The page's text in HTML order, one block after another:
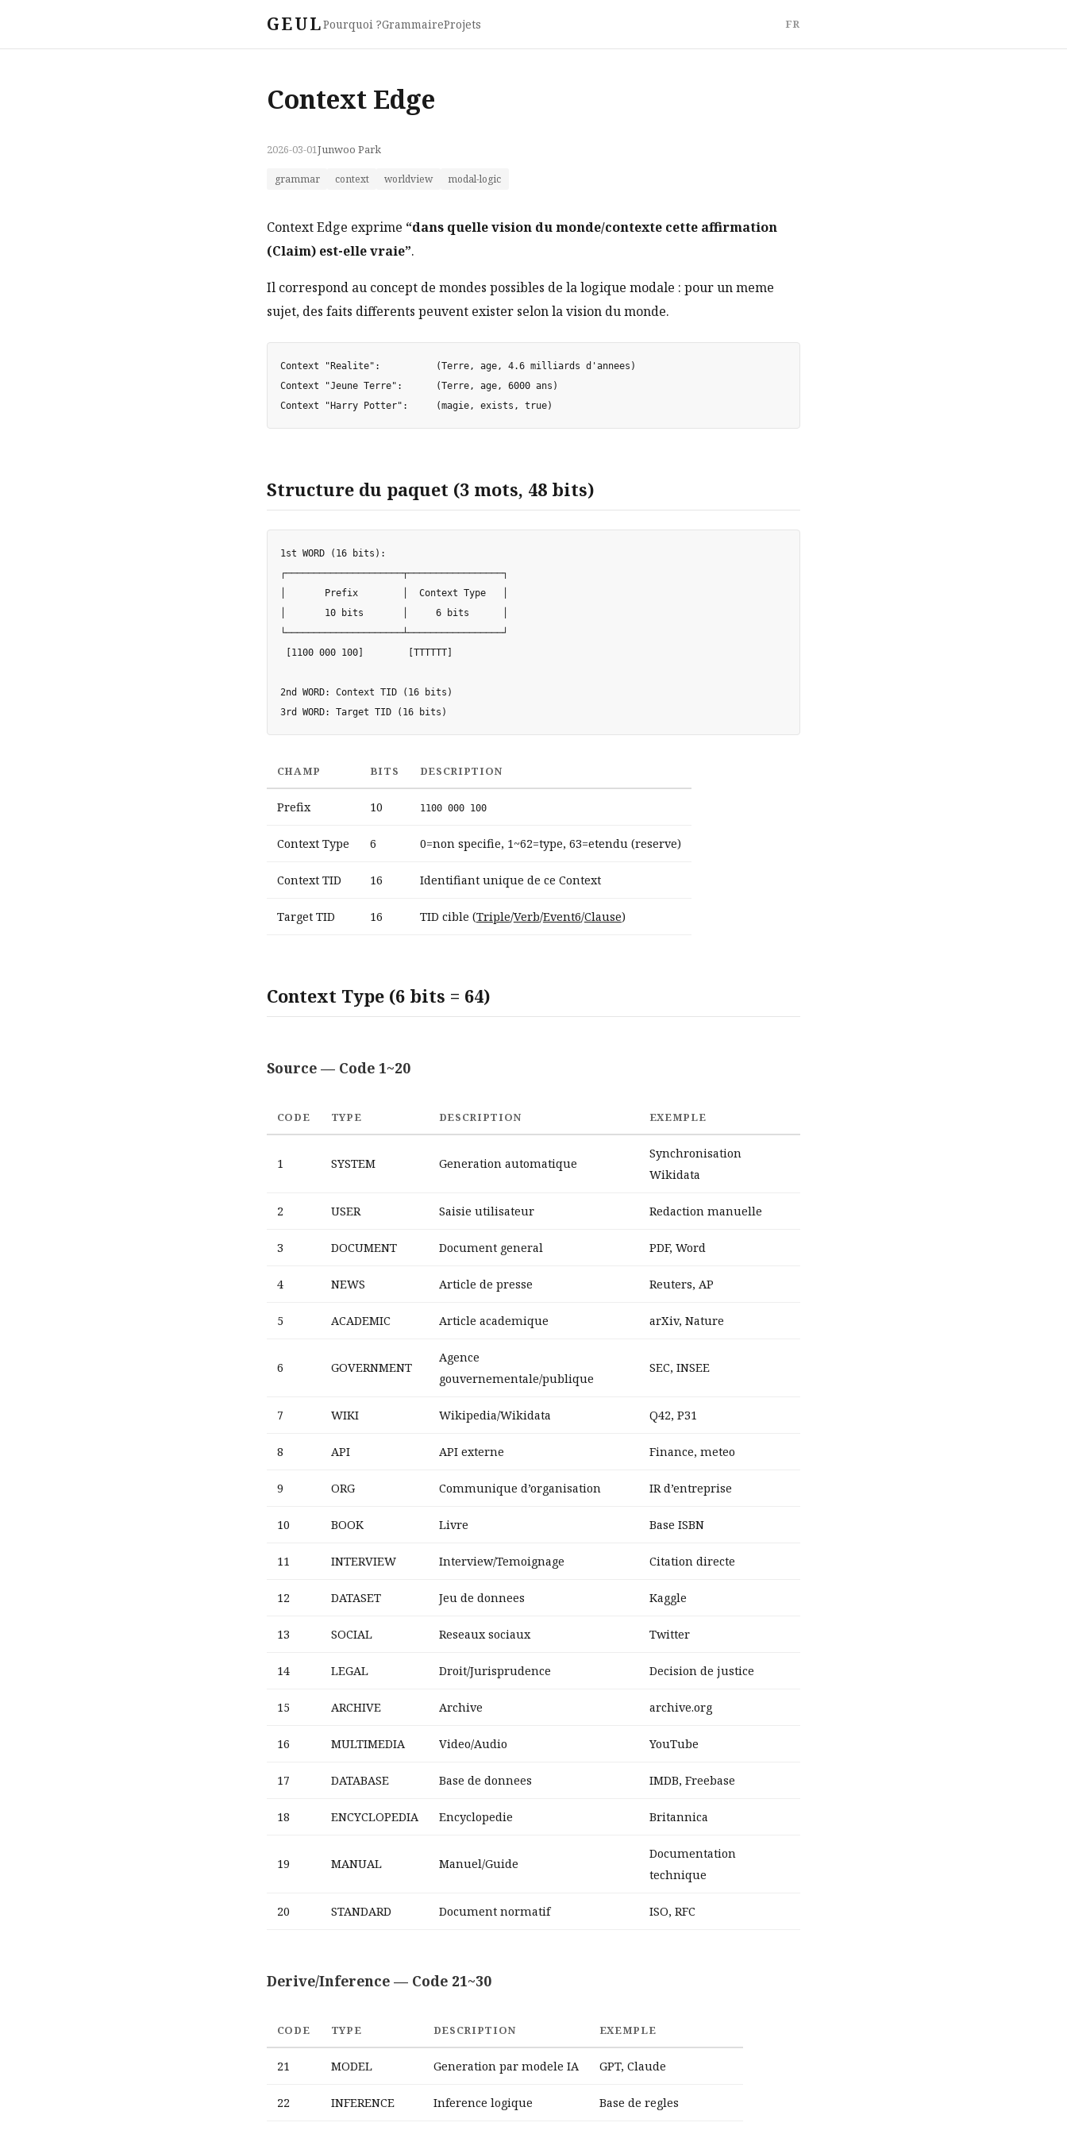
GEULPourquoi ?GrammaireProjets FR
Context Edge
2026-03-01Junwoo Park
grammar context worldview modal-logic
Context Edge exprime “dans quelle vision du monde/contexte cette affirmation
(Claim) est-elle vraie”.
Il correspond au concept de mondes possibles de la logique modale : pour un meme
sujet, des faits differents peuvent exister selon la vision du monde.
Context "Realite":          (Terre, age, 4.6 milliards d'annees)
Context "Jeune Terre":      (Terre, age, 6000 ans)
Structure du paquet (3 mots, 48 bits)
1st WORD (16 bits):
┌─────────────────────┬─────────────────┐
│       Prefix        │  Context Type   │
│       10 bits       │     6 bits      │
└─────────────────────┴─────────────────┘
[1100 000 100]        [TTTTTT]
2nd WORD: Context TID (16 bits)
CHAMP BITS DESCRIPTION
Prefix 10 1100 000 100
Context Type 6 0=non specifie, 1~62=type, 63=etendu (reserve)
Context TID 16 Identifiant unique de ce Context
Target TID 16 TID cible (Triple/Verb/Event6/Clause)
Context Type (6 bits = 64)
Source — Code 1~20
CODE TYPE DESCRIPTION EXEMPLE
1 SYSTEM Generation automatique
Synchronisation
Wikidata
2 USER Saisie utilisateur Redaction manuelle
3 DOCUMENT Document general PDF, Word
4 NEWS Article de presse Reuters, AP
5 ACADEMIC Article academique arXiv, Nature
6 GOVERNMENT
Agence
gouvernementale/publique
SEC, INSEE
7 WIKI Wikipedia/Wikidata Q42, P31
8 API API externe Finance, meteo
9 ORG Communique d’organisation IR d’entreprise
10 BOOK Livre Base ISBN
11 INTERVIEW Interview/Temoignage Citation directe
12 DATASET Jeu de donnees Kaggle
13 SOCIAL Reseaux sociaux Twitter
14 LEGAL Droit/Jurisprudence Decision de justice
15 ARCHIVE Archive archive.org
16 MULTIMEDIA Video/Audio YouTube
17 DATABASE Base de donnees IMDB, Freebase
18 ENCYCLOPEDIA Encyclopedie Britannica
19 MANUAL Manuel/Guide
Documentation
technique
20 STANDARD Document normatif ISO, RFC
Derive/Inference — Code 21~30
CODE TYPE DESCRIPTION EXEMPLE
21 MODEL Generation par modele IA GPT, Claude
22 INFERENCE Inference logique Base de regles